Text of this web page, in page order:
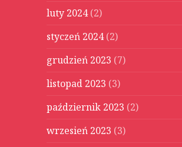
luty 2024(2)
styczeń 2024(2)
grudzień 2023 (7)
listopad 2023 (3)
październik 2023 (2)
wrzesień 2023 (3)